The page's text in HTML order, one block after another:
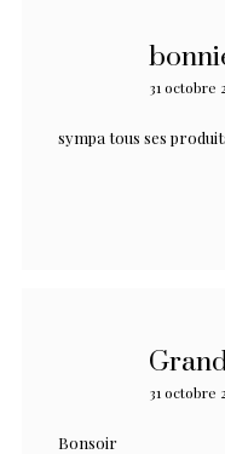
31 octobre
sympa tous ses
31 octobre
Bonsoir